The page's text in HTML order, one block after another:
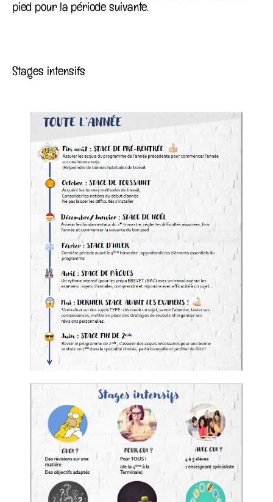
pied pour la période suivante.
Stages intensifs